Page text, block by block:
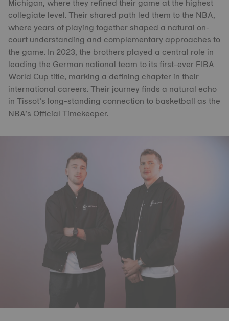
Michigan, where they refined their game at the highest
collegiate level. Their shared path led them to the NBA,
where years of playing together shaped a natural on-
court understanding and complementary approaches to
the game. In 2023, the brothers played a central role in
leading the German national team to its first-ever FIBA
World Cup title, marking a defining chapter in their
international careers. Their journey finds a natural echo
in Tissot’s long-standing connection to basketball as the
NBA’s Official Timekeeper.